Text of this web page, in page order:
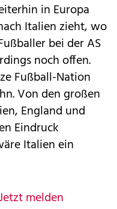
in Europa
Italien zieht, wo
bei der AS
noch offen.
Fußball-Nation
Von den großen
England und
Eindruck
Italien ein
melden